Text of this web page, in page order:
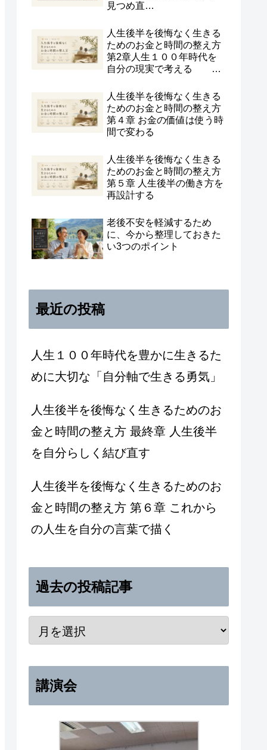
見つめ直
人生後半を後悔なく生きる
ためのお金と時間の整え方
第2章人生１００年時代を
自分の現実で考える
人生後半を後悔なく生きる
ためのお金と時間の整え方
第４章 お金の価値は使う時
間で変わる
人生後半を後悔なく生きる
ためのお金と時間の整え方
第５章 人生後半の働き方を
再設計する
老後不安を軽減するため
に、今から整理しておきた
い3つのポイント
最近の投稿
人生１００年時代を豊かに生きるた
めに大切な「自分軸で生きる勇気」
人生後半を後悔なく生きるためのお
金と時間の整え方 最終章 人生後半
を自分らしく結び直す
人生後半を後悔なく生きるためのお
金と時間の整え方 第６章 これから
の人生を自分の言葉で描く
過去の投稿記事
講演会